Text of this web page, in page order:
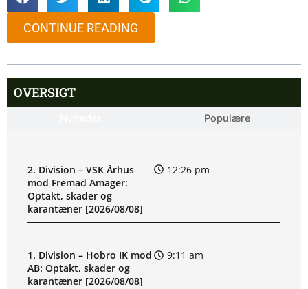
CONTINUE READING
OVERSIGT
Populære
2. Division – VSK Århus
mod Fremad Amager:
Optakt, skader og
karantæner [2026/08/08]
12:26 pm
1. Division – Hobro IK mod
AB: Optakt, skader og
karantæner [2026/08/08]
9:11 am